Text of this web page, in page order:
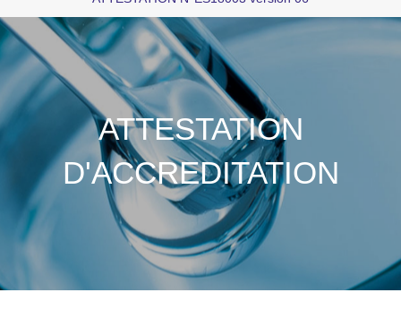
ATTESTATION
D'ACCREDITATION